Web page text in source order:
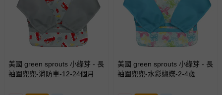
美國 green sprouts 小綠芽 - 長
袖圍兜兜-消防車-12-24個月
美國 green sprouts 小綠芽 - 長
袖圍兜兜-水彩蝴蝶-2-4歲